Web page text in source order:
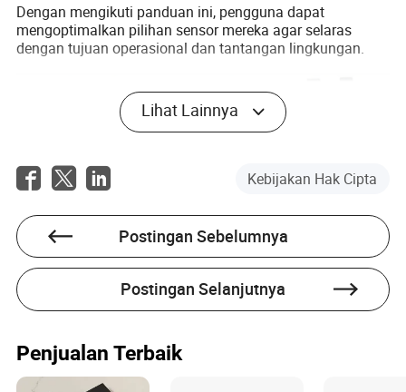
Dengan mengikuti panduan ini, pengguna dapat
mengoptimalkan pilihan sensor mereka agar selaras
dengan tujuan operasional dan tantangan lingkungan.
Fotoelektrik yang Tepat untuk
Kebutuhan Anda
Lihat Lainnya
Kebijakan Hak Cipta
Postingan Sebelumnya
Postingan Selanjutnya
Penjualan Terbaik